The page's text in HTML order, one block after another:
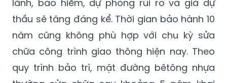
năm cũng không phù hợp với chu kỳ sửa
chữa công trình giao thông hiện nay. Theo
quy trình bảo trì, mặt đường bêtông nhựa
thường sửa chữa sau khoảng 5 năm khai
thác; và sau 2 lần trung tu sẽ thực hiện đại